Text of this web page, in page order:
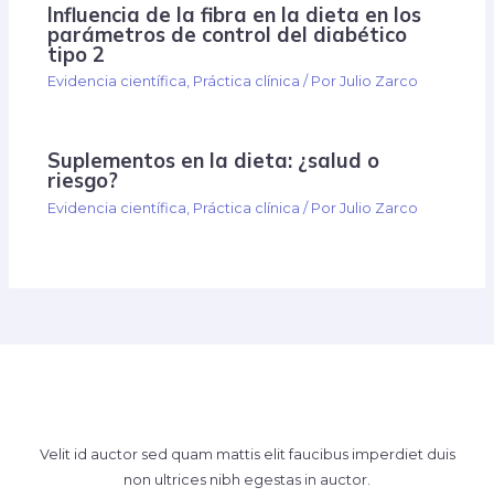
Influencia de la fibra en la dieta en los
parámetros de control del diabético
tipo 2
Evidencia científica Práctica clínica / Por Julio Zarco
Suplementos en la dieta: ¿salud o
riesgo?
Evidencia científica Práctica clínica / Por Julio Zarco
Velit id auctor sed quam mattis elit faucibus imperdiet duis
non ultrices nibh egestas in auctor.